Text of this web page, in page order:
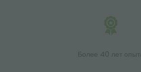
Более 40 лет